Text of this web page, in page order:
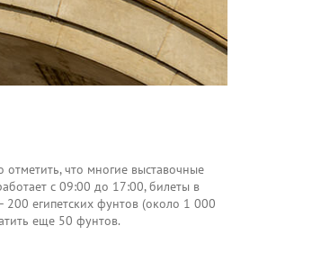
что многие выставочные
с 09:00 до 17:00, билеты в
200 египетских фунтов (около 1 000
еще 50 фунтов.